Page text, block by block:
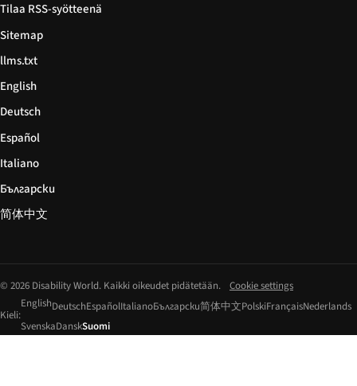
Tilaa RSS-syötteenä
Sitemap
llms.txt
English
Deutsch
Español
Italiano
Български
简体中文
© 2026 Disability World. Kaikki oikeudet pidätetään. Cookie settings
Kieli:
EnglishDeutschEspañolItalianoБългарски简体中文PolskiFrançaisNederlands
SvenskaDanskSuomi